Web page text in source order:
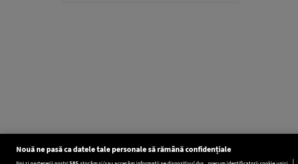
Nouă ne pasă ca datele tale personale să rămână confidențiale